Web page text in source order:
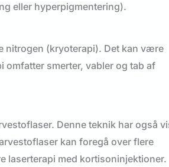
eller hyperpigmentering).
nitrogen (kryoterapi). Det kan være
smerter, vabler og tab af
Denne teknik har også
kan foregå over flere
laserterapi med kortisoninjektioner.